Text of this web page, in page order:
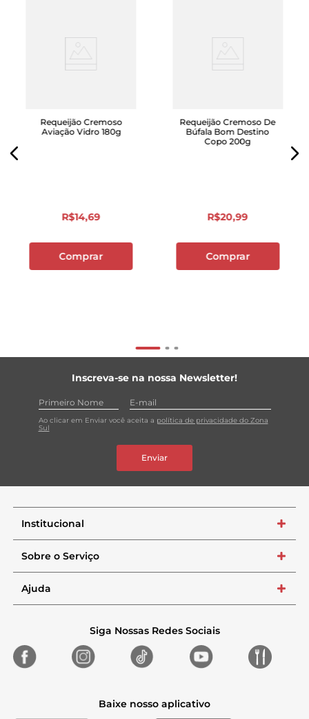
Requeijão Cremoso
Aviação Vidro 180g
R$14,69
Comprar
Requeijão Cremoso De
Búfala Bom Destino
Copo 200g
R$20,99
Comprar
Inscreva-se na nossa Newsletter!
Ao clicar em Enviar você aceita a política de privacidade do Zona
Sul
Enviar
Institucional +
Sobre o Serviço +
Ajuda +
Siga Nossas Redes Sociais
Baixe nosso aplicativo